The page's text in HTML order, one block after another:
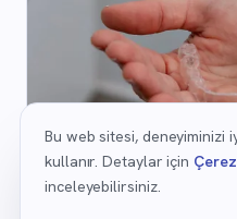
Bu web sitesi, deneyiminizi
kullanır. Detaylar için
inceleyebilirsiniz.